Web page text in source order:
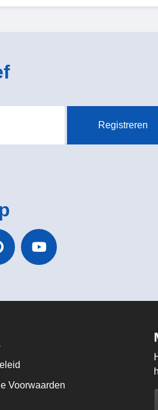
Registreren
Voorwaarden